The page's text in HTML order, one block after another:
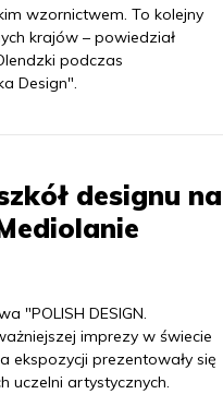
wzornictwem. To kolejny
krajów – powiedział
podczas
Design".
designu na
"POLISH DESIGN.
imprezy w świecie
ekspozycji prezentowały się
uczelni artystycznych.